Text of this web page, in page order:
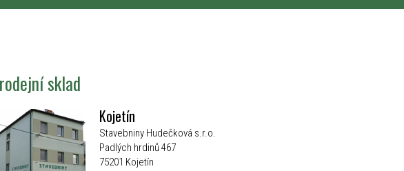
sklad
Kojetín
Stavebniny Hudečková s.r.o.
Padlých hrdinů 467
75201 Kojetín